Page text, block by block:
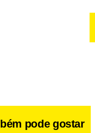
pode gostar